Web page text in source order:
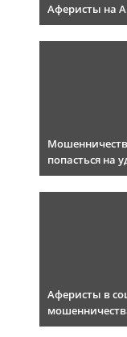
Аферисты на
попасться на
Аферисты в